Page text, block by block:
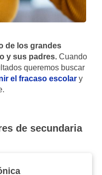
de los grandes
y sus padres. Cuando
queremos buscar
el fracaso escolar y
de secundaria